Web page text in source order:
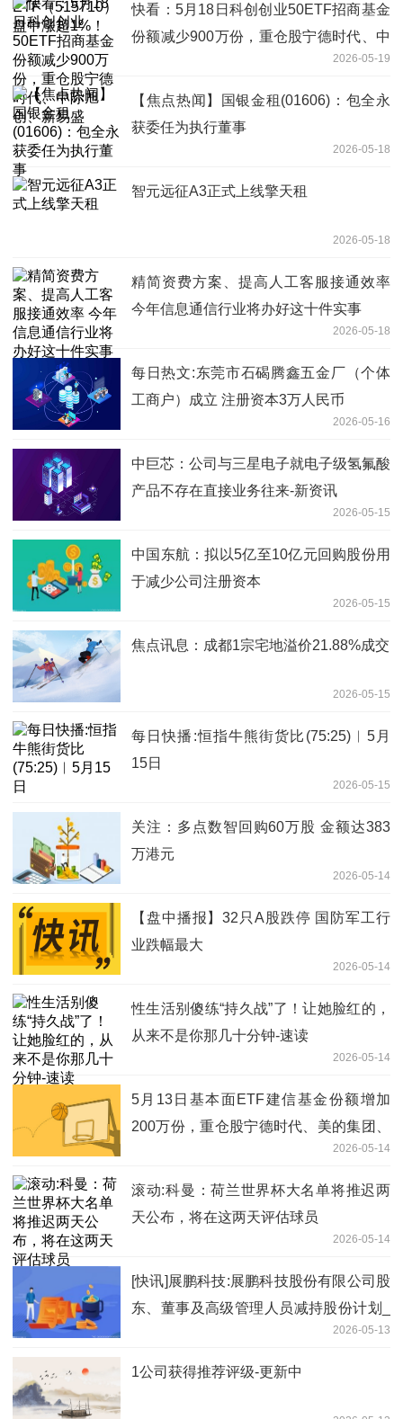
快看：5月18日科创创业50ETF招商基金
份额减少900万份，重仓股宁德时代、中
2026-05-19
【焦点热闻】国银金租(01606)：包全永
获委任为执行董事
2026-05-18
智元远征A3正式上线擎天租
2026-05-18
精简资费方案、提高人工客服接通效率
今年信息通信行业将办好这十件实事
2026-05-18
每日热文:东莞市石碣腾鑫五金厂（个体
工商户）成立 注册资本3万人民币
2026-05-16
中巨芯：公司与三星电子就电子级氢氟酸
产品不存在直接业务往来-新资讯
2026-05-15
中国东航：拟以5亿至10亿元回购股份用
于减少公司注册资本
2026-05-15
焦点讯息：成都1宗宅地溢价21.88%成交
2026-05-15
每日快播:恒指牛熊街货比(75:25)︱5月
15日
2026-05-15
关注：多点数智回购60万股 金额达383
万港元
2026-05-14
【盘中播报】32只A股跌停 国防军工行
业跌幅最大
2026-05-14
性生活别傻练“持久战”了！让她脸红的，
从来不是你那几十分钟-速读
2026-05-14
5月13日基本面ETF建信基金份额增加
200万份，重仓股宁德时代、美的集团、
2026-05-14
滚动:科曼：荷兰世界杯大名单将推迟两
天公布，将在这两天评估球员
2026-05-14
[快讯]展鹏科技:展鹏科技股份有限公司股
东、董事及高级管理人员减持股份计划_
2026-05-13
1公司获得推荐评级-更新中